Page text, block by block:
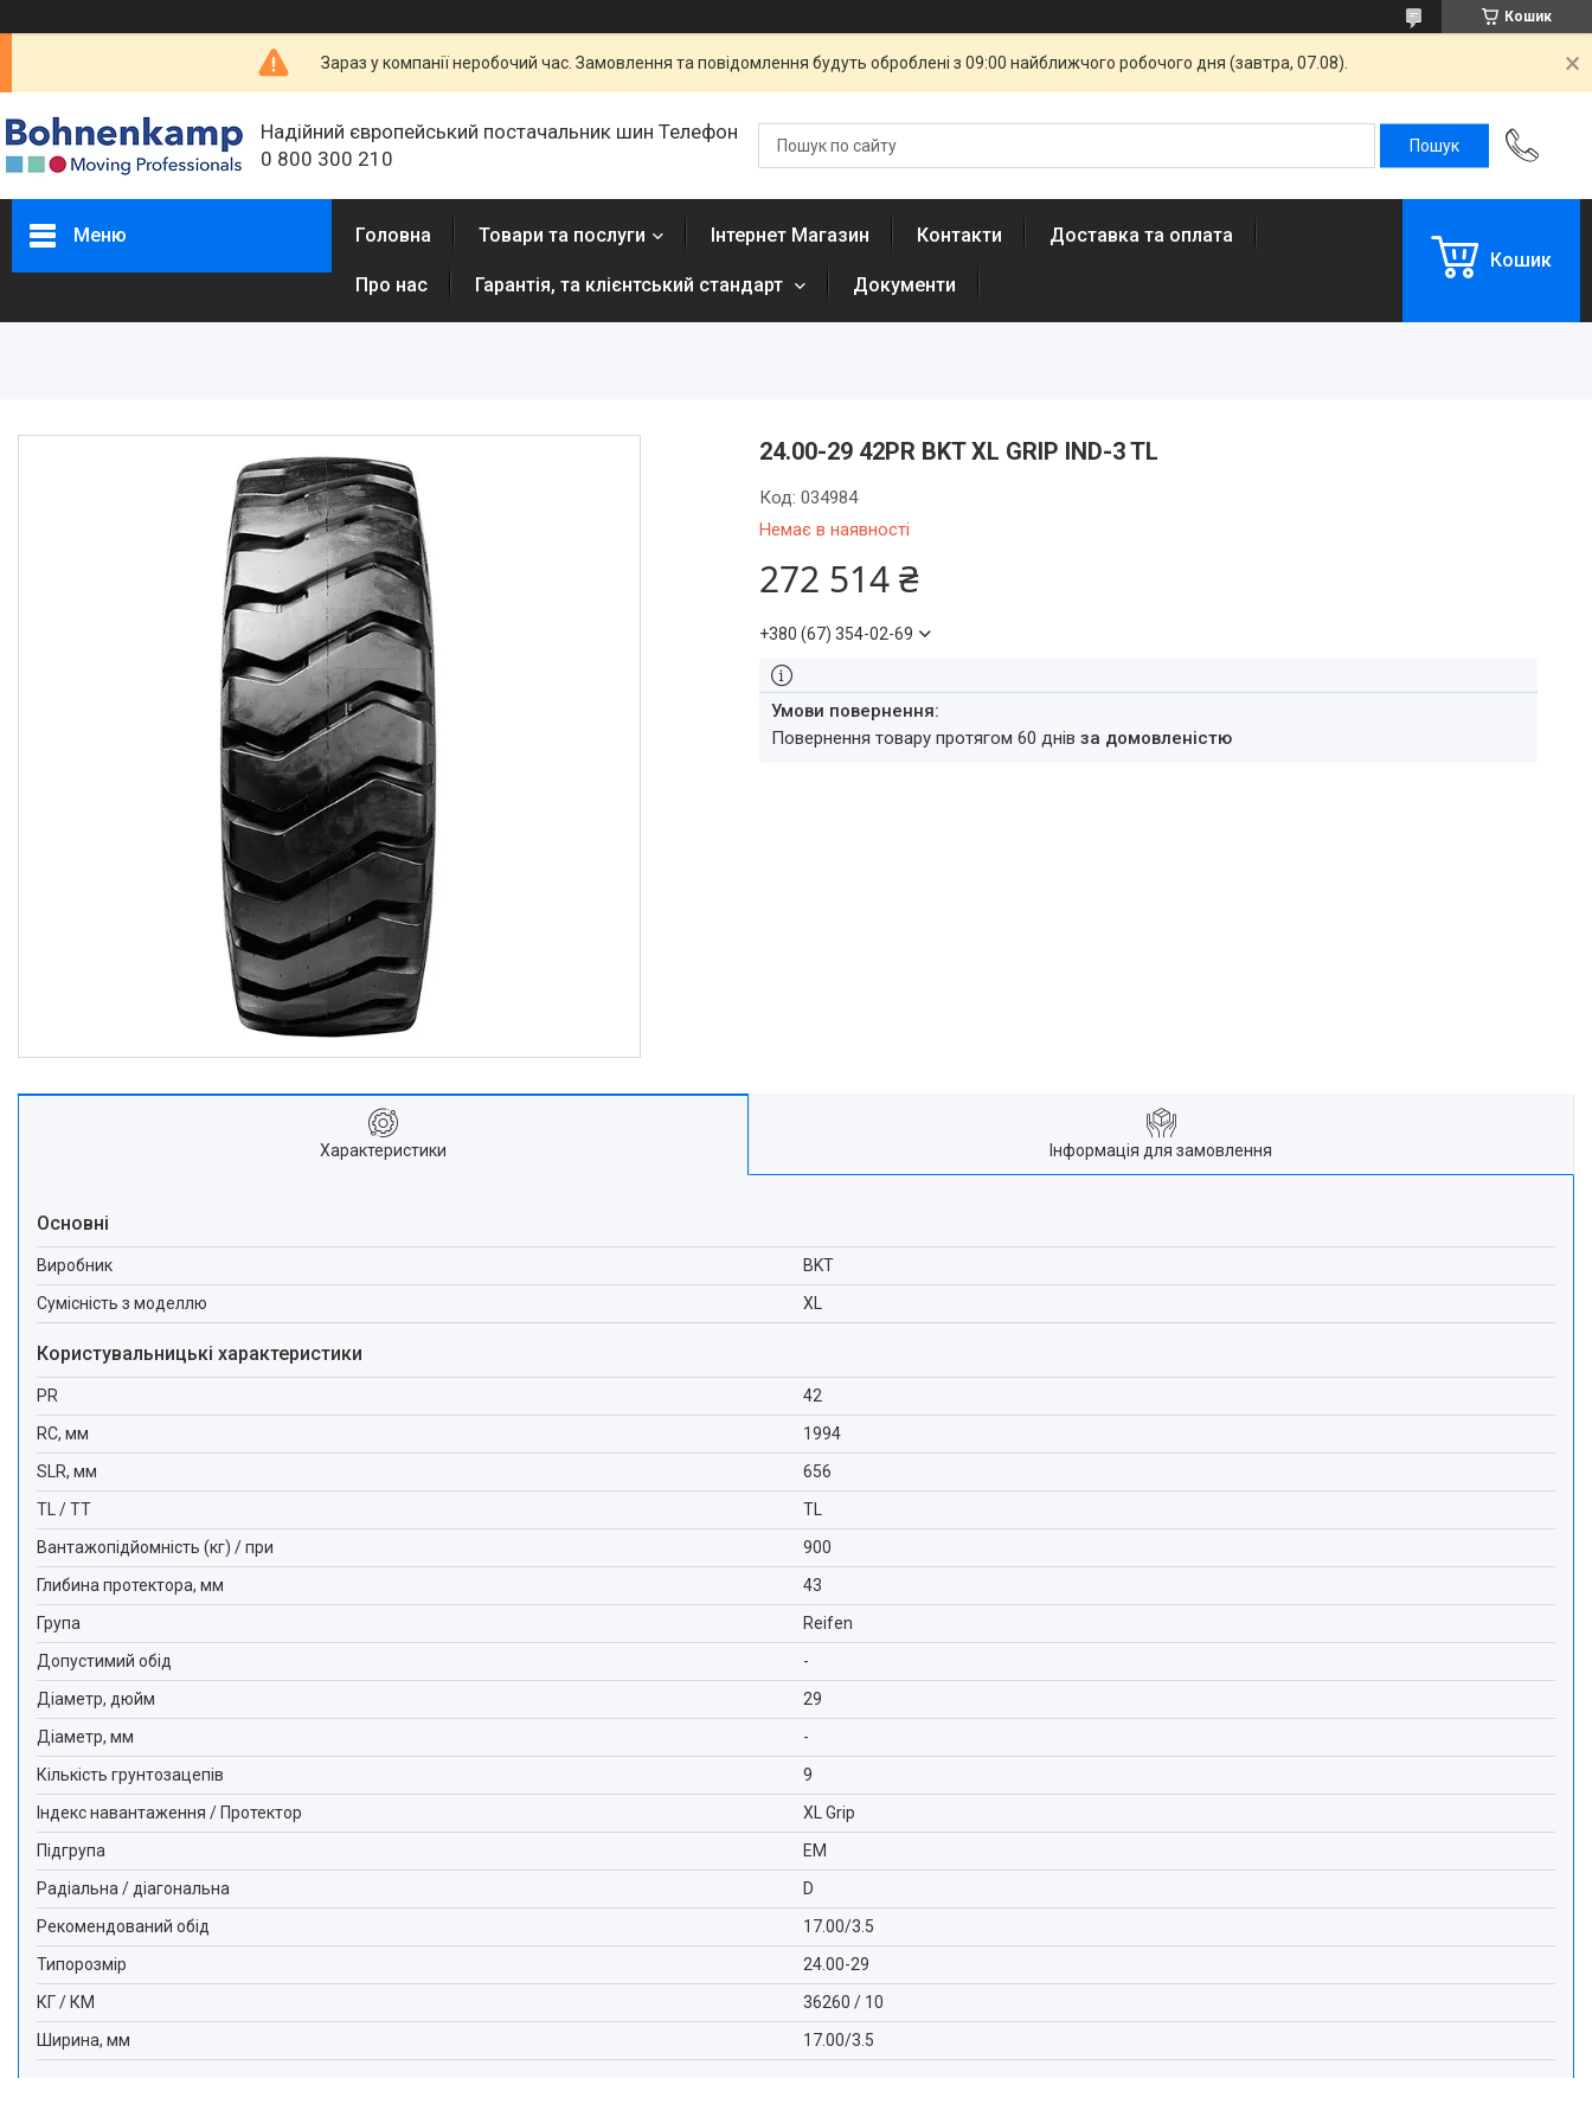
Кошик
Зараз у компанії неробочий час. Замовлення та повідомлення будуть оброблені з 09:00 найближчого робочого дня (завтра, 07.08).
Надійний європейський постачальник шин Телефон
0 800 300 210
Меню Головна Товари та послуги Інтернет Магазин Контакти Доставка та оплата
Про нас Гарантія, та клієнтський стандарт Документи
Кошик
24.00-29 42PR BKT XL GRIP IND-3 TL
Немає в наявності
Код:034984
272 514 ₴
+380 (67) 354-02-69
повернення товару протягом 60 днівза домовленістю
Характеристики Інформація для замовлення
Основні
Виробник
BKT
Сумісність з моделлю
XL
Користувальницькі характеристики
PR
42
RC, мм
1994
SLR, мм
656
TL / TT
TL
Вантажопідйомність (кг) / при
900
Глибина протектора, мм
43
Група
Reifen
Допустимий обід
-
Діаметр, дюйм
29
Діаметр, мм
-
Кількість грунтозацепів
9
Індекс навантаження / Протектор
XL Grip
Підгрупа
EM
Радіальна / діагональна
D
Рекомендований обід
17.00/3.5
Типорозмір
24.00-29
КГ / КМ
36260 / 10
Ширина, мм
17.00/3.5